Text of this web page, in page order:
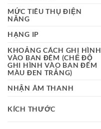
MỨC TIÊU THỤ ĐIỆN
NĂNG
HẠNG IP
KHOẢNG CÁCH GHI HÌNH
VÀO BAN ĐÊM (CHẾ ĐỘ
GHI HÌNH VÀO BAN ĐÊM
MÀU ĐEN TRẮNG)
NHẬN ÂM THANH
KÍCH THƯỚC